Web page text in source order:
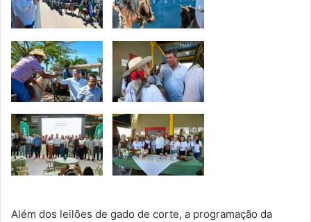
Além dos leilões de gado de corte, a programação da